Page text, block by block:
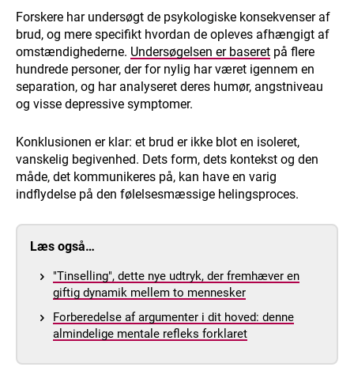
Forskere har undersøgt de psykologiske konsekvenser af
brud, og mere specifikt hvordan de opleves afhængigt af
omstændighederne. Undersøgelsen er baseret på flere
hundrede personer, der for nylig har været igennem en
separation, og har analyseret deres humør, angstniveau
og visse depressive symptomer.
Konklusionen er klar: et brud er ikke blot en isoleret,
vanskelig begivenhed. Dets form, dets kontekst og den
måde, det kommunikeres på, kan have en varig
indflydelse på den følelsesmæssige helingsproces.
Læs også…
"Tinselling", dette nye udtryk, der fremhæver en
giftig dynamik mellem to mennesker
Forberedelse af argumenter i dit hoved: denne
almindelige mentale refleks forklaret